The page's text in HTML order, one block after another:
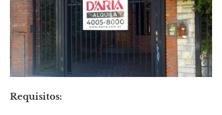
Requisitos: